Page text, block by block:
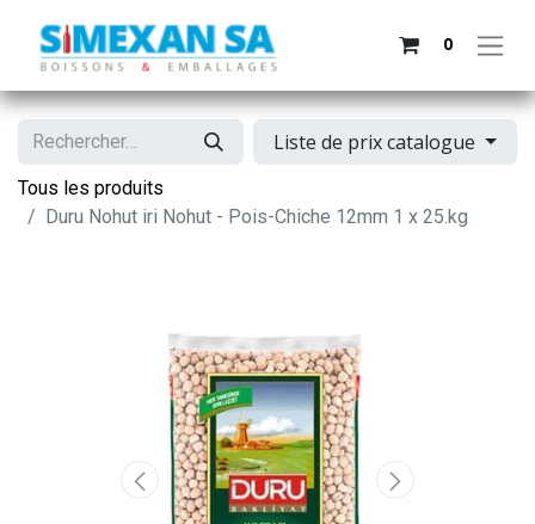
0
Liste de prix catalogue
Tous les produits
Duru Nohut iri Nohut - Pois-Chiche 12mm 1 x 25.kg